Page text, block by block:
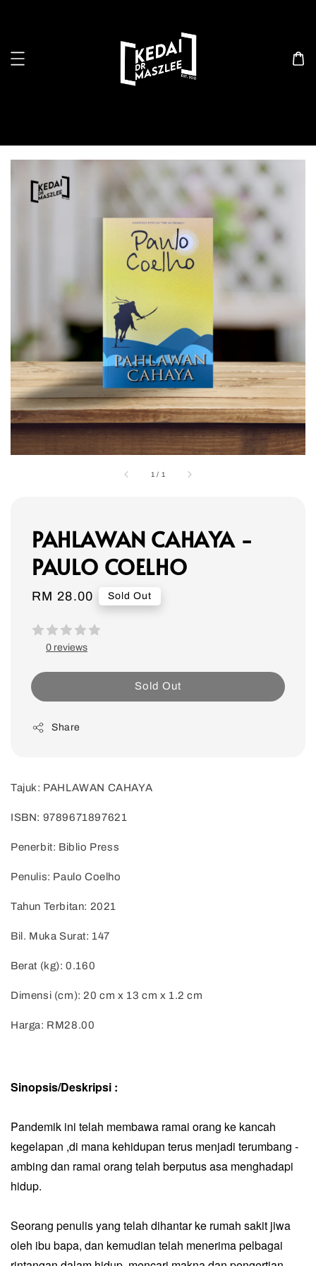
1 / 1
PAHLAWAN CAHAYA -
PAULO COELHO
Regular
RM 28.00 Sold Out
0 reviews
Sold Out
Share
Tajuk: PAHLAWAN CAHAYA
ISBN: 9789671897621
Penerbit: Biblio Press
Penulis: Paulo Coelho
Tahun Terbitan: 2021
Bil. Muka Surat: 147
Berat (kg): 0.160
Dimensi (cm): 20 cm x 13 cm x 1.2 cm
Harga: RM28.00
Sinopsis/Deskripsi :
Pandemik ini telah membawa ramai orang ke kancah
kegelapan ,di mana kehidupan terus menjadi terumbang -
ambing dan ramai orang telah berputus asa menghadapi
hidup.
Seorang penulis yang telah dihantar ke rumah sakit jiwa
oleh ibu bapa, dan kemudian telah menerima pelbagai